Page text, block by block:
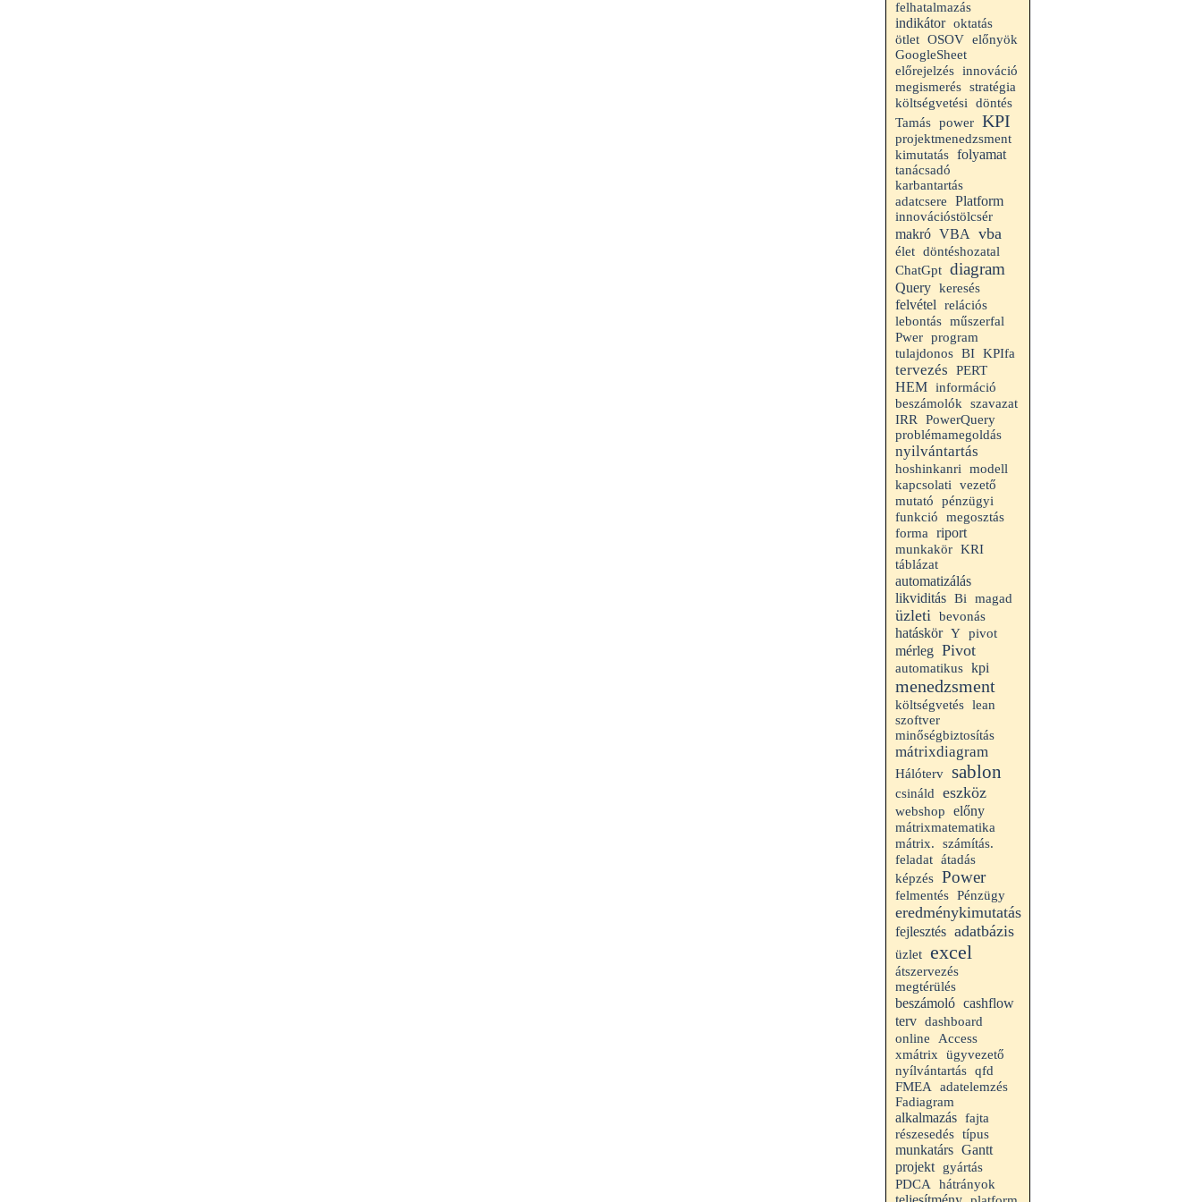
felhatalmazás
indikátor oktatás
ötlet OSOV előnyök
GoogleSheet
előrejelzés innováció
megismerés stratégia
költségvetési
döntés
Tamás power KPI
projektmenedzsment
kimutatás folyamat
tanácsadó
karbantartás
adatcsere
Platform
innovációstölcsér
makró VBA vba
élet döntéshozatal
ChatGpt diagram
Query keresés
felvétel
relációs
lebontás műszerfal
Pwer program
tulajdonos BI KPIfa
tervezés PERT
HEM információ
beszámolók
szavazat
IRR
PowerQuery
problémamegoldás
nyilvántartás
hoshinkanri
modell
kapcsolati
vezető
mutató
pénzügyi
funkció
megosztás
forma
riport
munkakör KRI
táblázat
automatizálás
likviditás Bi magad
üzleti bevonás
hatáskör Y pivot
mérleg Pivot
automatikus kpi
menedzsment
költségvetés lean
szoftver
minőségbiztosítás
mátrixdiagram
Hálóterv sablon
csináld eszköz
webshop előny
mátrixmatematika
mátrix.
számítás.
feladat átadás
képzés Power
felmentés Pénzügy
eredménykimutatás
fejlesztés adatbázis
üzlet excel
átszervezés
megtérülés
beszámoló cashflow
terv dashboard
online
Access
xmátrix
ügyvezető
nyílvántartás qfd
FMEA
adatelemzés
Fadiagram
alkalmazás fajta
részesedés típus
munkatárs Gantt
projekt
gyártás
PDCA
hátrányok